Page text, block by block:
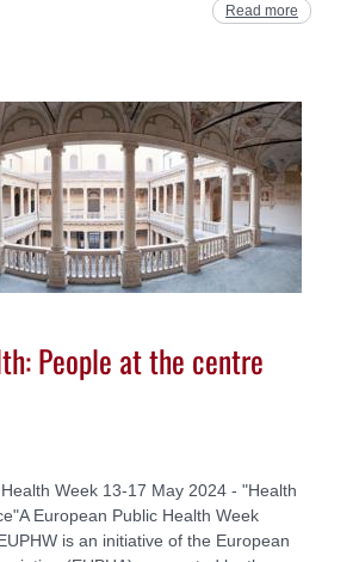
Read more
People at the centre
Week 13-17 May 2024 - "Health
European Public Health Week
is an initiative of the European